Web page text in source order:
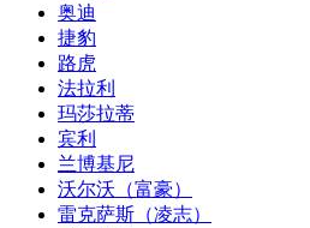
奥迪
捷豹
路虎
法拉利
玛莎拉蒂
宾利
兰博基尼
沃尔沃（富豪）
雷克萨斯（凌志）